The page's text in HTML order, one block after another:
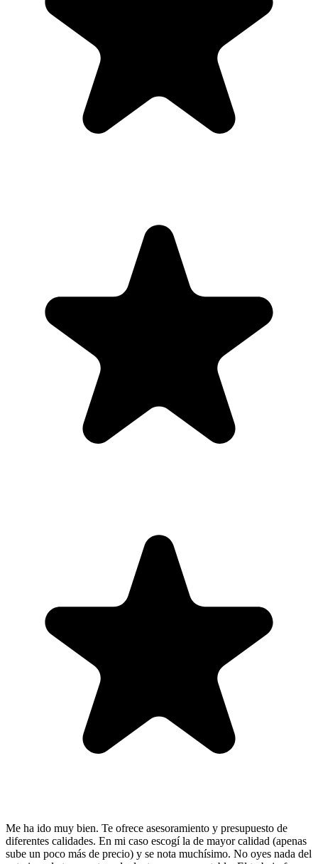
Me ha ido muy bien. Te ofrece asesoramiento y presupuesto de
diferentes calidades. En mi caso escogí la de mayor calidad (apenas
sube un poco más de precio) y se nota muchísimo. No oyes nada del